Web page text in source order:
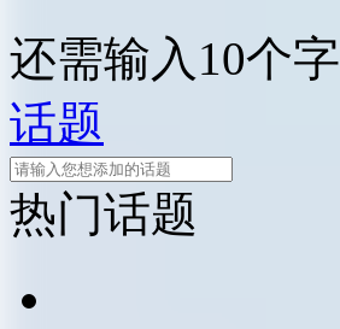
还需输入10个字
话题
热门话题